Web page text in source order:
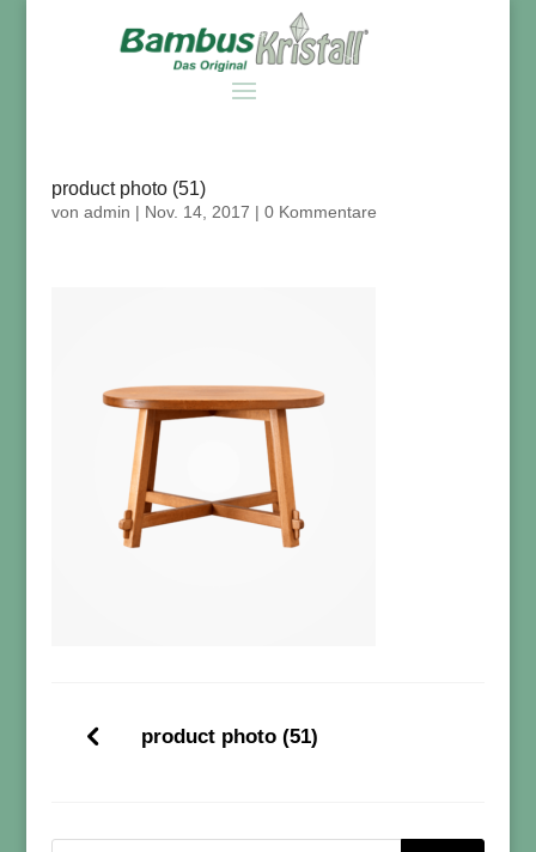
product photo (51)
von admin | Nov. 14, 2017 | 0 Kommentare
product photo (51)